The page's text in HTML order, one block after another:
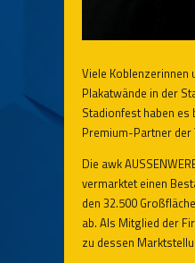
Viele Koblenzerinnen
Plakatwände in der
Stadionfest haben es
Premium-Partner der
Die awk
vermarktet einen
den 32.500
ab. Als Mitglied der
zu dessen